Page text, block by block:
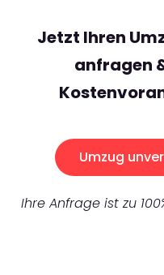
Jetzt Ihren
anfragen
Umzug
Ihre Anfrage ist zu